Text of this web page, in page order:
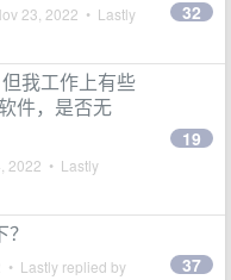
23, 2022 • Lastly
32
我工作上有些
件，是否无
2022 • Lastly
19
• Lastly replied by 37